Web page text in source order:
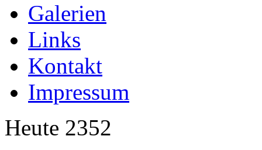
Galerien
Links
Kontakt
Impressum
Heute 2352